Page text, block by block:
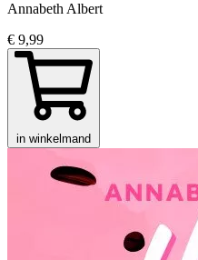
Annabeth Albert
€ 9,99
in winkelmand